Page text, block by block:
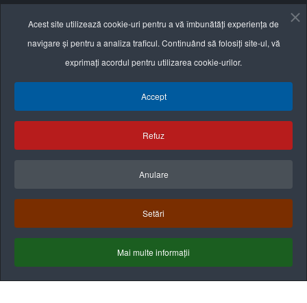
Politica de confidențialitate
Acest site utilizează cookie-uri pentru a vă îmbunătăți experiența de
navigare și pentru a analiza traficul. Continuând să folosiți site-ul, vă
exprimați acordul pentru utilizarea cookie-urilor.
Accept
Refuz
Anulare
Setări
Mai multe informații